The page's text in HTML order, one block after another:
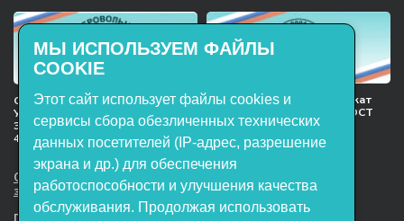
Сертификат соответствия
Учебное оборудование, марки
ЭнергияЛаб ТУ 32.99.53–001–
47627947–2021 Серийный выпуск
Международный сертификат
менеджмента качества ГОСТ
ISO 9001:2015
ООО НТП «ЭнергияЛаб». Все права
защищены.
МЫ ИСПОЛЬЗУЕМ ФАЙЛЫ
COOKIE
Этот сайт использует файлы cookies и
сервисы сбора обезличенных технических
данных посетителей (IP-адрес, разрешение
экрана и др.) для обеспечения
работоспособности и улучшения качества
обслуживания. Продолжая использовать